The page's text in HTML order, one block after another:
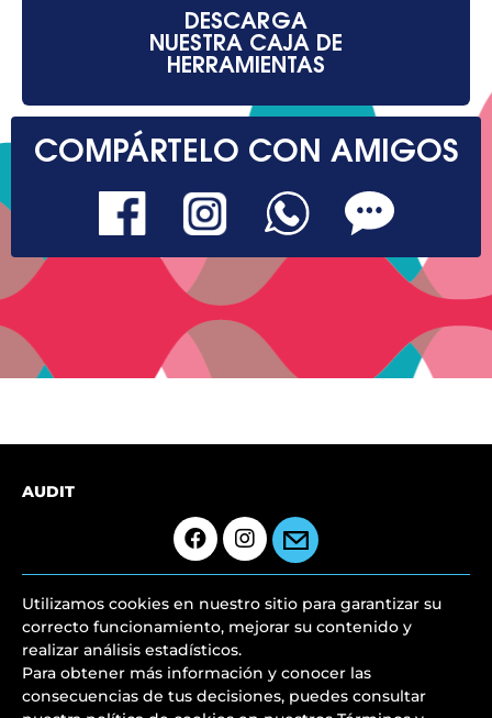
DESCARGA
NUESTRA CAJA DE
HERRAMIENTAS
COMPÁRTELO CON AMIGOS
AUDIT
Utilizamos cookies en nuestro sitio para garantizar su
correcto funcionamiento, mejorar su contenido y
realizar análisis estadísticos.
Para obtener más información y conocer las
consecuencias de tus decisiones, puedes consultar